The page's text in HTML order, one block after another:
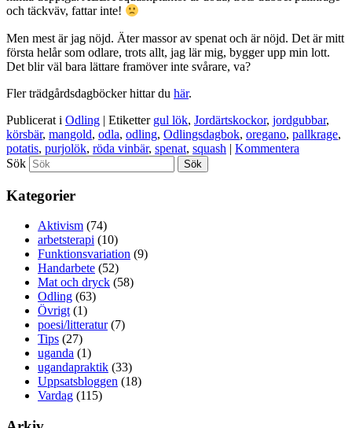
och täckväv, fattar inte!
Men mest är jag nöjd. Äter massor av spenat och är nöjd. Det är mitt
första helår som odlare, trots allt, jag lär mig, bygger upp min lott.
Det blir väl bara lättare framöver inte svårare, va?
Fler trädgårdsdagböcker hittar du här.
Publicerat i Odling | Etiketter gul lök, Jordärtskockor, jordgubbar,
körsbär, mangold, odla, odling, Odlingsdagbok, oregano, pallkrage,
potatis, purjolök, röda vinbär, spenat, squash | Kommentera
Sök
Kategorier
Aktivism (74)
arbetsterapi (10)
Funktionsvariation (9)
Handarbete (52)
Mat och dryck (58)
Odling (63)
Övrigt (1)
poesi/litteratur(7)
Tips (27)
uganda (1)
ugandapraktik (33)
Uppsatsbloggen (18)
Vardag (115)